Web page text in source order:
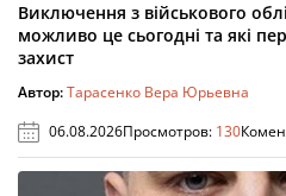
Виключення з військового
можливо це сьогодні та які
захист
Автор:Тарасенко Вера Юрьевна
06.08.2026Просмотров: 130